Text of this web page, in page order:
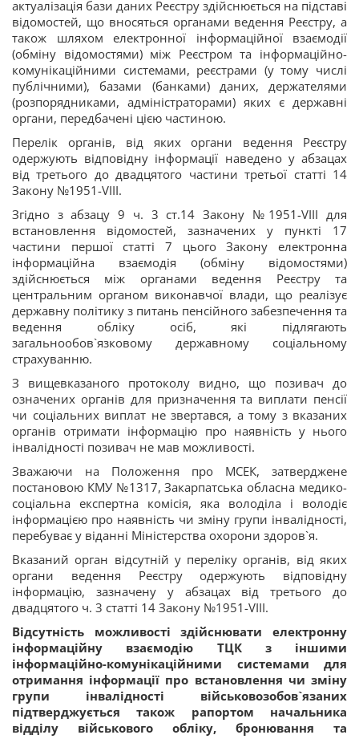
актуалізація бази даних Реєстру здійснюється на підставі
відомостей, що вносяться органами ведення Реєстру, а
також шляхом електронної інформаційної взаємодії
(обміну відомостями) між Реєстром та інформаційно-
комунікаційними системами, реєстрами (у тому числі
публічними), базами (банками) даних, держателями
(розпорядниками, адміністраторами) яких є державні
органи, передбачені цією частиною.
Перелік органів, від яких органи ведення Реєстру
одержують відповідну інформації наведено у абзацах
від третього до двадцятого частини третьої статті 14
Закону №1951-VIII.
Згідно з абзацу 9 ч. 3 ст.14 Закону №1951-VIII для
встановлення відомостей, зазначених у пункті 17
частини першої статті 7 цього Закону електронна
інформаційна взаємодія (обміну відомостями)
здійснюється між органами ведення Реєстру та
центральним органом виконавчої влади, що реалізує
державну політику з питань пенсійного забезпечення та
ведення обліку осіб, які підлягають
загальнообов`язковому державному соціальному
страхуванню.
З вищевказаного протоколу видно, що позивач до
означених органів для призначення та виплати пенсії
чи соціальних виплат не звертався, а тому з вказаних
органів отримати інформацію про наявність у нього
інвалідності позивач не мав можливості.
Зважаючи на Положення про МСЕК, затверджене
постановою КМУ №1317, Закарпатська обласна медико-
соціальна експертна комісія, яка володіла і володіє
інформацією про наявність чи зміну групи інвалідності,
перебуває у віданні Міністерства охорони здоров`я.
Вказаний орган відсутній у переліку органів, від яких
органи ведення Реєстру одержують відповідну
інформацію, зазначену у абзацах від третього до
двадцятого ч. 3 статті 14 Закону №1951-VIII.
Відсутність можливості здійснювати електронну
інформаційну взаємодію ТЦК з іншими
інформаційно-комунікаційними системами для
отримання інформації про встановлення чи зміну
групи інвалідності військовозобов`язаних
підтверджується також рапортом начальника
відділу військового обліку, бронювання та